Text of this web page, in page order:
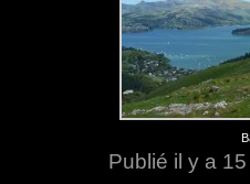
Publié il y a